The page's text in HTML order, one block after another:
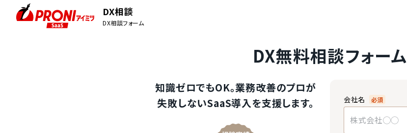
DX相談
DX相談フォーム
DX無料相談フォーム
知識ゼロでもOK。業務改善のプロが
失敗しないSaaS導入を支援します。
会社名 必須